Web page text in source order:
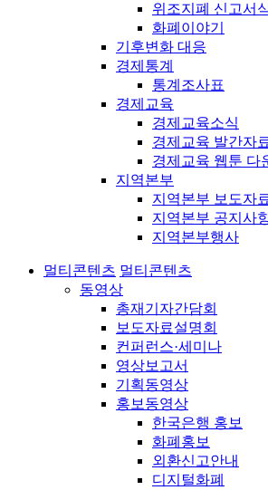
위조지폐 신고서
화폐이야기
기후변화 대응
경제통계
통계조사표
경제교육
경제교육소식
경제교육 발간자
경제교육 웹툰 다
지역본부
지역본부 보도자
지역본부 공지사
지역본부행사
멀티콘텐츠 멀티콘텐츠
동영상
총재기자간담회
보도자료설명회
컨퍼런스·세미나
영상보고서
기획동영상
홍보동영상
한국은행 홍보
화폐홍보
외환신고안내
디지털화폐